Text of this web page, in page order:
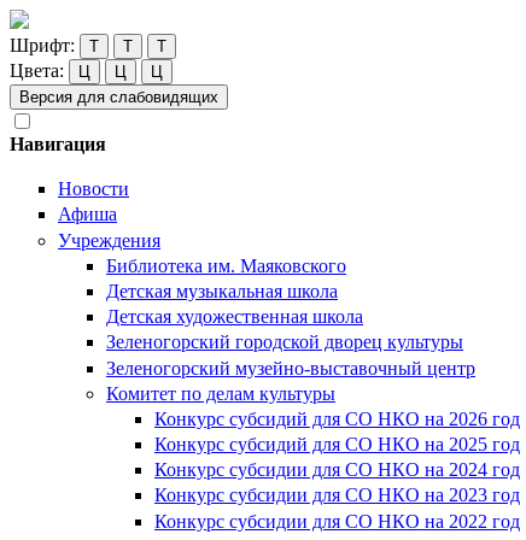
Шрифт: Т Т Т
Цвета: Ц Ц
Ц
Версия для слабовидящих
Навигация
Новости
Афиша
Учреждения
Библиотека им. Маяковского
Детская музыкальная школа
Детская художественная школа
Зеленогорский городской дворец культуры
Зеленогорский музейно-выставочный центр
Комитет по делам культуры
Конкурс субсидий для СО НКО на 2026 год
Конкурс субсидий для СО НКО на 2025 год
Конкурс субсидии для СО НКО на 2024 год
Конкурс субсидии для СО НКО на 2023 год
Конкурс субсидии для СО НКО на 2022 год